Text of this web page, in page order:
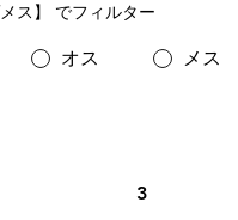
ス】 でフィルター
オス メス
3